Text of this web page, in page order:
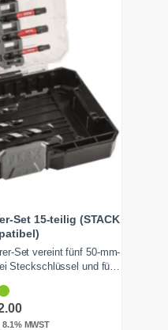
Set 15-teilig (STACK
Set vereint fünf 50-mm-
Steckschlüssel und fünf
Bohren und Schrauben
Zentralschweiz schnell
MWST